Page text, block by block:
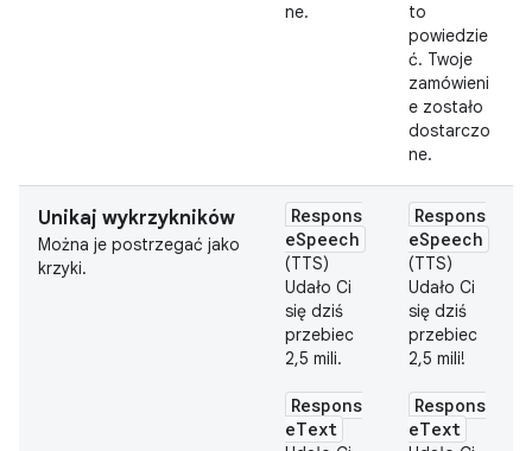
ne.
to
powiedzie
ć. Twoje
zamówieni
e zostało
dostarczo
ne.
Unikaj wykrzykników
Można je postrzegać jako
krzyki.
Respons
eSpeech
(TTS)
Udało Ci
się dziś
przebiec
2,5 mili.
Respons
eText
Respons
eSpeech
(TTS)
Udało Ci
się dziś
przebiec
2,5 mili!
Respons
eText